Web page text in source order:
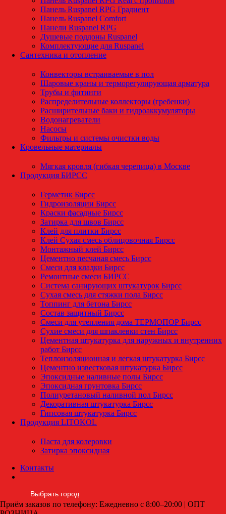
Панель Ruspanel RPG Градиент
Панель Ruspanel Comfort
Панели Ruspanel RPG
Душевые поддоны Ruspanel
Комплектующие для Ruspanel
Сантехника и отопление
Конвекторы встраиваемые в пол
Шаровые краны и терморегулирующая арматура
Трубы и фитинги
Распределительные коллекторы (гребенки)
Расширительные баки и гидроаккумуляторы
Водонагреватели
Насосы
Фильтры и системы очистки воды
Кровельные материалы
Мягкая кровля (гибкая черепица) в Москве
Продукция БИРСС
Герметик Бирсс
Гидроизоляции Бирсс
Краски фасадные Бирсс
Затирка для швов Бирсс
Клей для плитки Бирсс
Клей Сухая смесь облицовочная Бирсс
Монтажный клей Бирсс
Цементно песчаная смесь Бирсс
Смеси для кладки Бирсс
Ремонтные смеси БИРСС
Система санирующих штукатурок Бирсс
Сухая смесь для стяжки пола Бирсс
Топпинг для бетона Бирсс
Состав защитный Бирсс
Смеси для утепления дома ТЕРМОПОР Бирсс
Сухие смеси для шпаклевки стен Бирсс
Цементная штукатурка для наружных и внутренних
работ Бирсс
Теплоизоляционная и легкая штукатурка Бирсс
Цементно известковая штукатурка Бирсс
Эпоксидные наливные полы Бирсс
Эпоксидная грунтовка Бирсс
Полиуретановый наливной пол Бирсс
Декоративная штукатурка Бирсс
Гипсовая штукатурка Бирсс
Продукция LITOKOL
Паста для колеровки
Затирка эпоксидная
Контакты
Выбрать город
Приём заказов по телефону: Ежедневно с 8:00–20:00 | ОПТ